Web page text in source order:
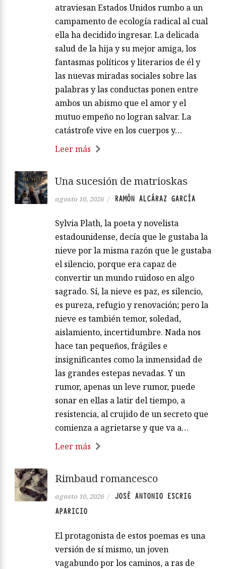
atraviesan Estados Unidos rumbo a un
campamento de ecología radical al cual
ella ha decidido ingresar. La delicada
salud de la hija y su mejor amiga, los
fantasmas políticos y literarios de él y
las nuevas miradas sociales sobre las
palabras y las conductas ponen entre
ambos un abismo que el amor y el
mutuo empeño no logran salvar. La
catástrofe vive en los cuerpos y…
Leer más
Una sucesión de matrioskas
agosto 10, 2026 / RAMÓN ALCÁRAZ GARCÍA
Sylvia Plath, la poeta y novelista
estadounidense, decía que le gustaba la
nieve por la misma razón que le gustaba
el silencio, porque era capaz de
convertir un mundo ruidoso en algo
sagrado. Sí, la nieve es paz, es silencio,
es pureza, refugio y renovación; pero la
nieve es también temor, soledad,
aislamiento, incertidumbre. Nada nos
hace tan pequeños, frágiles e
insignificantes como la inmensidad de
las grandes estepas nevadas. Y un
rumor, apenas un leve rumor, puede
sonar en ellas a latir del tiempo, a
resistencia, al crujido de un secreto que
comienza a agrietarse y que va a…
Leer más
Rimbaud romancesco
agosto 10, 2026 /
JOSÉ ANTONIO ESCRIG
APARICIO
El protagonista de estos poemas es una
versión de sí mismo, un joven
vagabundo por los caminos, a ras de